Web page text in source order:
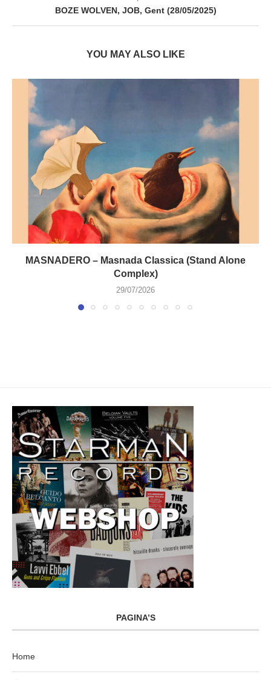
BOZE WOLVEN, JOB, Gent (28/05/2025)
YOU MAY ALSO LIKE
MASNADERO – Masnada Classica (Stand Alone
Complex)
29/07/2026
PAGINA’S
Home